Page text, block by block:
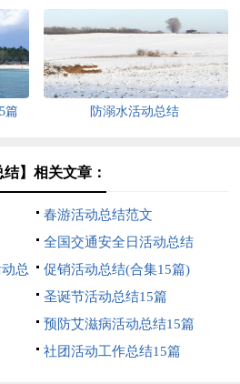
篇 防溺水活动总结
】相关文章：
春游活动总结范文
全国交通安全日活动总结
总
促销活动总结(合集15篇)
圣诞节活动总结15篇
预防艾滋病活动总结15篇
社团活动工作总结15篇